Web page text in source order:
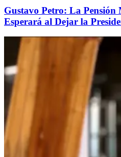
Gustavo Petro: La
Esperará al Dejar la